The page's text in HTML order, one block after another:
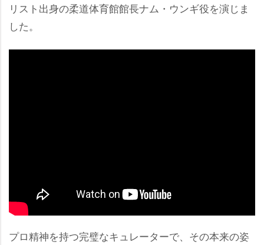
リスト出身の柔道体育館館長ナム・ウンギ役を演じま
した。
プロ精神を持つ完璧なキュレーターで、その本来の姿